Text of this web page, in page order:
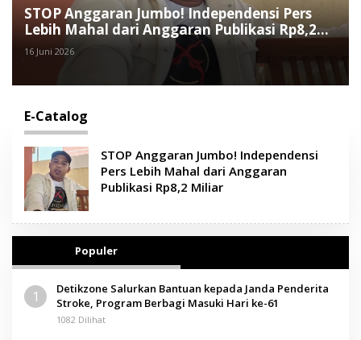
STOP Anggaran Jumbo! Independensi Pers
Lebih Mahal dari Anggaran Publikasi Rp8,2
Miliar
16 Juni 2026
E-Catalog
STOP Anggaran Jumbo! Independensi
Pers Lebih Mahal dari Anggaran
Publikasi Rp8,2 Miliar
Populer
1
Detikzone Salurkan Bantuan kepada Janda Penderita
Stroke, Program Berbagi Masuki Hari ke-61
1082 Dilihat